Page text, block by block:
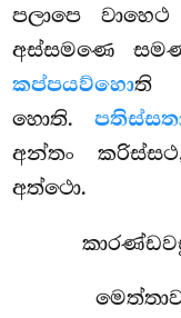
පලාපෙ
අස්සමණෙ
කප්පයව්හොති
හොති.
අන්තං
අත්ථො.